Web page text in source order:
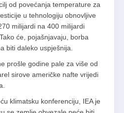
od povećanja temperature za
u tehnologiju obnovljive
milijardi na 400 milijardi
će, pojašnjavaju, borba
biti daleko uspješnija.
prošle godine pale za više od
sirove američke nafte vrijedi
klimatsku konferenciju, IEA je